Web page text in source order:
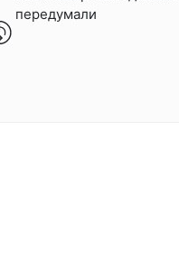
передумали